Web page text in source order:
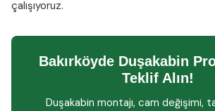
çalışıyoruz.
Bakırköyde Duşakabin
Teklif Alın!
Duşakabin montajı, cam değişimi,